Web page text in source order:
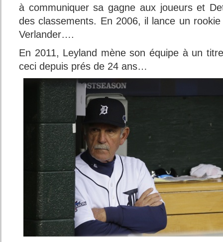
à communiquer sa gagne aux joueurs et
des classements. En 2006, il lance un
Verlander….
En 2011, Leyland mène son équipe à un
ceci depuis prés de 24 ans…